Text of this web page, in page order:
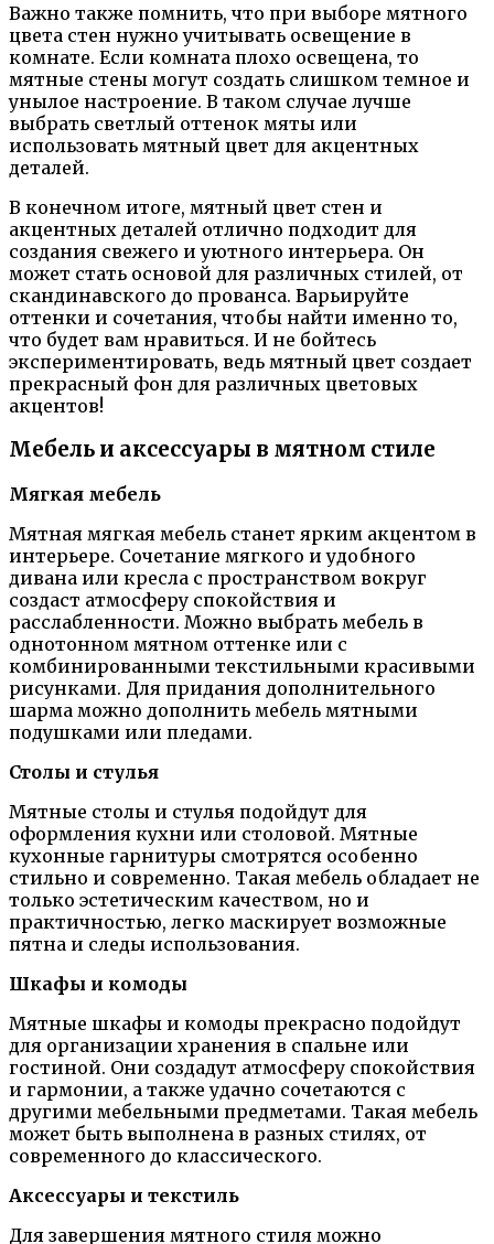
Важно также помнить, что при выборе мятного
цвета стен нужно учитывать освещение в
комнате. Если комната плохо освещена, то
мятные стены могут создать слишком темное и
унылое настроение. В таком случае лучше
выбрать светлый оттенок мяты или
использовать мятный цвет для акцентных
деталей.
В конечном итоге, мятный цвет стен и
акцентных деталей отлично подходит для
создания свежего и уютного интерьера. Он
может стать основой для различных стилей, от
скандинавского до прованса. Варьируйте
оттенки и сочетания, чтобы найти именно то,
что будет вам нравиться. И не бойтесь
экспериментировать, ведь мятный цвет создает
прекрасный фон для различных цветовых
акцентов!
Мебель и аксессуары в мятном стиле
Мягкая мебель
Мятная мягкая мебель станет ярким акцентом в
интерьере. Сочетание мягкого и удобного
дивана или кресла с пространством вокруг
создаст атмосферу спокойствия и
расслабленности. Можно выбрать мебель в
однотонном мятном оттенке или с
комбинированными текстильными красивыми
рисунками. Для придания дополнительного
шарма можно дополнить мебель мятными
подушками или пледами.
Столы и стулья
Мятные столы и стулья подойдут для
оформления кухни или столовой. Мятные
кухонные гарнитуры смотрятся особенно
стильно и современно. Такая мебель обладает не
только эстетическим качеством, но и
практичностью, легко маскирует возможные
пятна и следы использования.
Шкафы и комоды
Мятные шкафы и комоды прекрасно подойдут
для организации хранения в спальне или
гостиной. Они создадут атмосферу спокойствия
и гармонии, а также удачно сочетаются с
другими мебельными предметами. Такая мебель
может быть выполнена в разных стилях, от
современного до классического.
Аксессуары и текстиль
Для завершения мятного стиля можно